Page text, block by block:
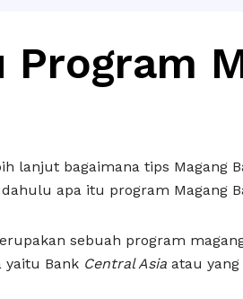
Program
lanjut bagaimana tips Magang
apa itu program Magang
sebuah program
yaitu Bank Central Asia atau